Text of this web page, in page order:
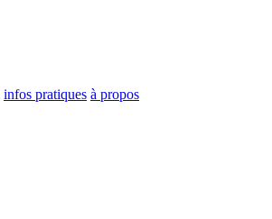
infos pratiques à propos